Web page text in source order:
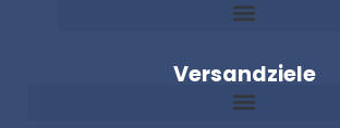
Versandziele